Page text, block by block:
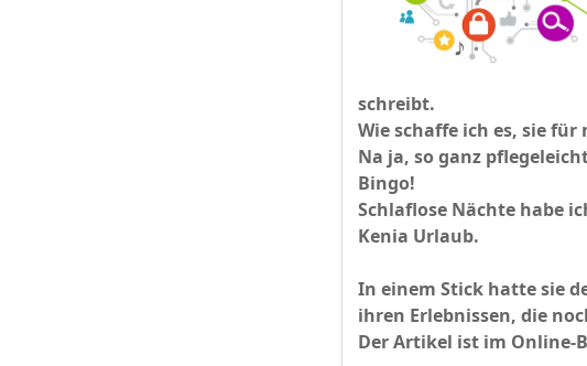
schreibt.
Wie schaffe ich es, sie
Na ja, so ganz
Bingo!
Schlaflose Nächte habe
Kenia Urlaub.
In einem Stick hatte sie
ihren Erlebnissen, die
Der Artikel ist im Online-